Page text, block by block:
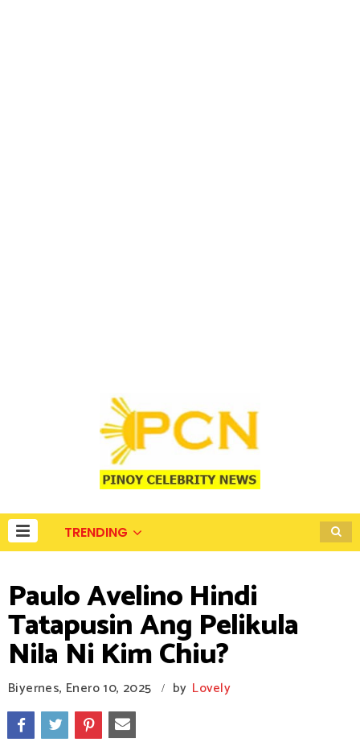
TRENDING
Paulo Avelino Hindi
Tatapusin Ang Pelikula
Nila Ni Kim Chiu?
Biyernes, Enero 10, 2025 / by Lovely